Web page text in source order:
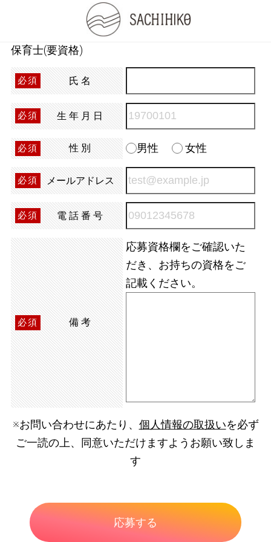
保育士(要資格)
必須 氏名
必須 生年月日
必須 性別 男性 女性
必須 メールアドレス
必須 電話番号
必須 備考
応募資格欄をご確認いた
だき、お持ちの資格をご
記載ください。
※お問い合わせにあたり、 個人情報の取扱いを必ず
ご一読の上、同意いただけますようお願い致しま
す